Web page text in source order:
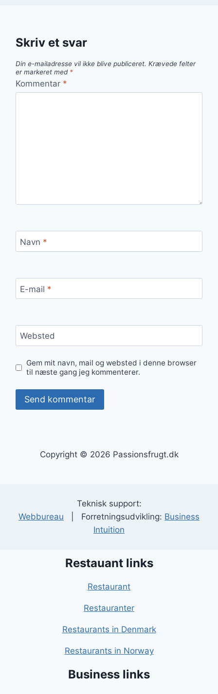
Skriv et svar
Din e-mailadresse vil ikke blive publiceret. Krævede felter
er markeret med *
Kommentar *
Navn *
E-mail *
Websted
Gem mit navn, mail og websted i denne browser
til næste gang jeg kommenterer.
Copyright © 2026 Passionsfrugt.dk
Teknisk support:
Webbureau | Forretningsudvikling: Business
Intuition
Restauant links
Restaurant
Restauranter
Restaurants in Denmark
Restaurants in Norway
Business links